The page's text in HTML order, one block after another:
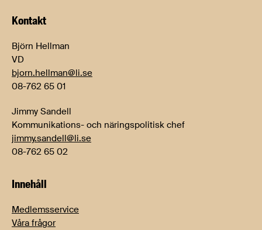
Kontakt
Björn Hellman
VD
bjorn.hellman@li.se
08-762 65 01
Jimmy Sandell
Kommunikations- och näringspolitisk chef
jimmy.sandell@li.se
08-762 65 02
Innehåll
Medlemsservice
Våra frågor